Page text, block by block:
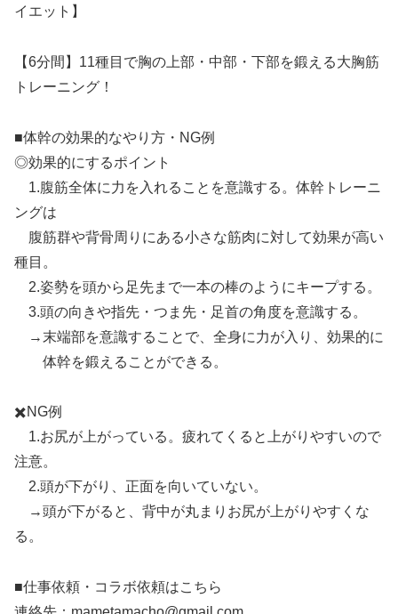
イエット】
【6分間】11種目で胸の上部・中部・下部を鍛える大胸筋
トレーニング！
■体幹の効果的なやり方・NG例
◎効果的にするポイント
1.腹筋全体に力を入れることを意識する。体幹トレーニ
ングは
腹筋群や背骨周りにある小さな筋肉に対して効果が高い
種目。
2.姿勢を頭から足先まで一本の棒のようにキープする。
3.頭の向きや指先・つま先・足首の角度を意識する。
→末端部を意識することで、全身に力が入り、効果的に
体幹を鍛えることができる。
✖️NG例
1.お尻が上がっている。疲れてくると上がりやすいので
注意。
2.頭が下がり、正面を向いていない。
→頭が下がると、背中が丸まりお尻が上がりやすくな
る。
■仕事依頼・コラボ依頼はこちら